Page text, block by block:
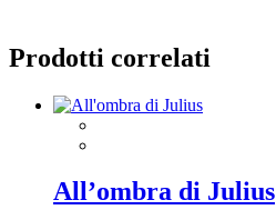
Prodotti correlati
All’ombra di Julius